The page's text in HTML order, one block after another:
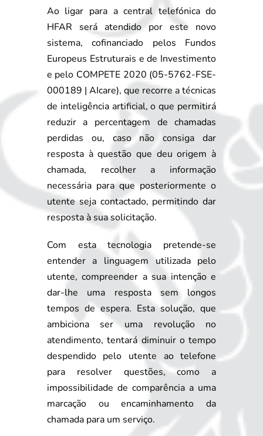
Ao ligar para a central telefónica do
HFAR será atendido por este novo
sistema, cofinanciado pelos Fundos
Europeus Estruturais e de Investimento
e pelo COMPETE 2020 (05-5762-FSE-
000189 | AIcare), que recorre a técnicas
de inteligência artificial, o que permitirá
reduzir a percentagem de chamadas
perdidas ou, caso não consiga dar
resposta à questão que deu origem à
chamada, recolher a informação
necessária para que posteriormente o
utente seja contactado, permitindo dar
resposta à sua solicitação.
Com esta tecnologia pretende-se
entender a linguagem utilizada pelo
utente, compreender a sua intenção e
dar-lhe uma resposta sem longos
tempos de espera. Esta solução, que
ambiciona ser uma revolução no
atendimento, tentará diminuir o tempo
despendido pelo utente ao telefone
para resolver questões, como a
impossibilidade de comparência a uma
marcação ou encaminhamento da
chamada para um serviço.